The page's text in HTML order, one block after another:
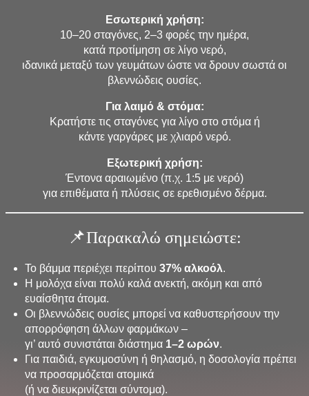
Εσωτερική χρήση:
10–20 σταγόνες, 2–3 φορές την ημέρα,
κατά προτίμηση σε λίγο νερό,
ιδανικά μεταξύ των γευμάτων ώστε να δρουν σωστά οι
βλεννώδεις ουσίες.
Για λαιμό & στόμα:
Κρατήστε τις σταγόνες για λίγο στο στόμα ή
κάντε γαργάρες με χλιαρό νερό.
Εξωτερική χρήση:
Έντονα αραιωμένο (π.χ. 1:5 με νερό)
για επιθέματα ή πλύσεις σε ερεθισμένο δέρμα.
📌Παρακαλώ σημειώστε:
Το βάμμα περιέχει περίπου 37% αλκοόλ.
Η μολόχα είναι πολύ καλά ανεκτή, ακόμη και από
ευαίσθητα άτομα.
Οι βλεννώδεις ουσίες μπορεί να καθυστερήσουν την
απορρόφηση άλλων φαρμάκων –
γι’ αυτό συνιστάται διάστημα 1–2 ωρών.
Για παιδιά, εγκυμοσύνη ή θηλασμό, η δοσολογία πρέπει
να προσαρμόζεται ατομικά
(ή να διευκρινίζεται σύντομα).